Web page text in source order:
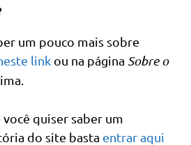
um pouco mais sobre
link ou na página Sobre o
quiser saber um
do site basta entrar aqui